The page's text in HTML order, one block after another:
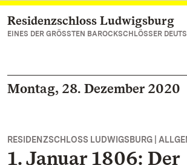
Zum Hauptinhalt springen
Residenzschloss Ludwigsburg
EINES DER GRÖSSTEN BAROCKSCHLÖSSER
Montag, 28. Dezember 2020
RESIDENZSCHLOSS LUDWIGSBURG |
1. Januar 1806: Der